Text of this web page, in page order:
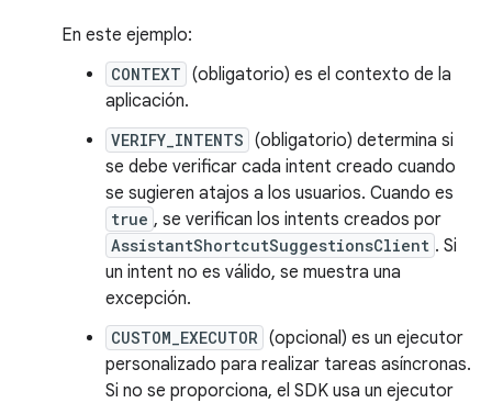
En este ejemplo:
CONTEXT (obligatorio) es el contexto de la
aplicación.
VERIFY_INTENTS (obligatorio) determina si
se debe verificar cada intent creado cuando
se sugieren atajos a los usuarios. Cuando es
true , se verifican los intents creados por
AssistantShortcutSuggestionsClient . Si
un intent no es válido, se muestra una
excepción.
CUSTOM_EXECUTOR (opcional) es un ejecutor
personalizado para realizar tareas asíncronas.
Si no se proporciona, el SDK usa un ejecutor